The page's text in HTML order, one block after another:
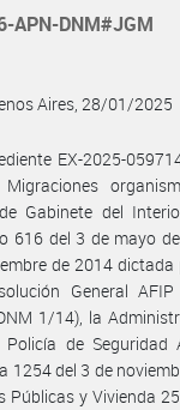
APN-DNM#JGM
Aires, 28/01/2025
EX-2025-
Gabinete del
616 del 3 de mayo
de 2014
General
1/14), la
de Seguridad
1254 del 3 de
Públicas y Vivienda